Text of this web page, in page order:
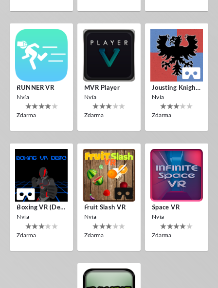
RUNNER VR
Nvía
Zdarma
MVR Player
Nvía
Zdarma
Jousting Knights VR
Nvía
Zdarma
Boxing VR (Demo)
Nvía
Zdarma
Fruit Slash VR
Nvía
Zdarma
Space VR
Nvía
Zdarma